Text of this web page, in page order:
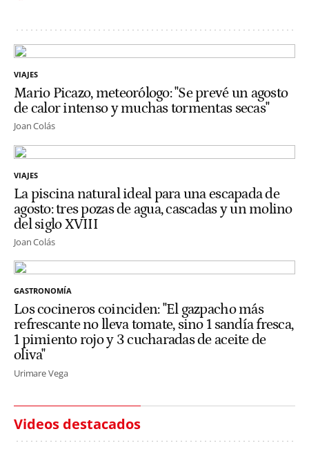
VIAJES
Mario Picazo, meteorólogo: "Se prevé un agosto
de calor intenso y muchas tormentas secas"
Joan Colás
VIAJES
La piscina natural ideal para una escapada de
agosto: tres pozas de agua, cascadas y un molino
del siglo XVIII
Joan Colás
GASTRONOMÍA
Los cocineros coinciden: "El gazpacho más
refrescante no lleva tomate, sino 1 sandía fresca,
1 pimiento rojo y 3 cucharadas de aceite de
oliva"
Urimare Vega
Videos destacados